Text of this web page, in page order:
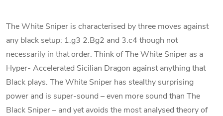
The White Sniper is characterised by three moves against
any black setup: 1.g3 2.Bg2 and 3.c4 though not
necessarily in that order. Think of The White Sniper as a
Hyper- Accelerated Sicilian Dragon against anything that
Black plays. The White Sniper has stealthy surprising
power and is super-sound – even more sound than The
Black Sniper – and yet avoids the most analysed theory of